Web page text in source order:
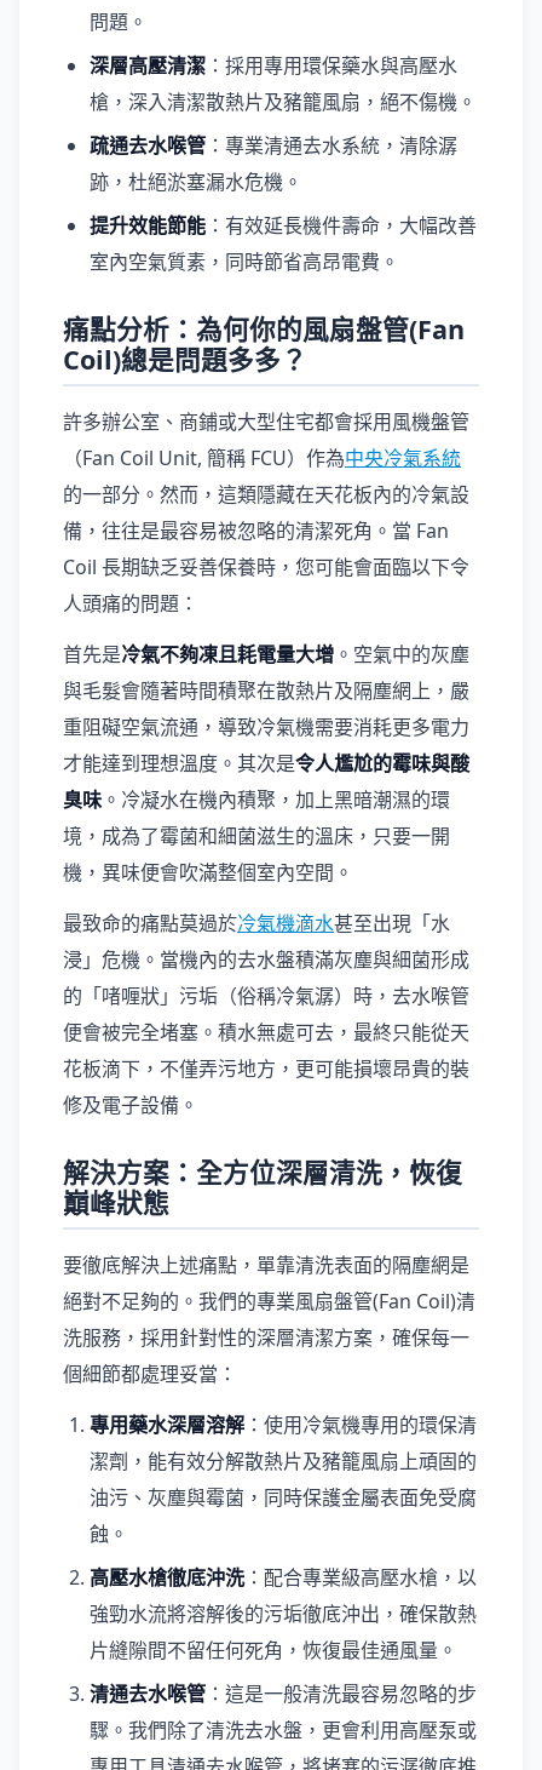
問題。
深層高壓清潔 ：採用專用環保藥水與高壓水
槍，深入清潔散熱片及豬籠風扇，絕不傷機。
疏通去水喉管 ：專業清通去水系統，清除潺
跡，杜絕淤塞漏水危機。
提升效能節能 ：有效延長機件壽命，大幅改善
室內空氣質素，同時節省高昂電費。
痛點分析：為何你的風扇盤管(Fan
Coil)總是問題多多？
許多辦公室、商鋪或大型住宅都會採用風機盤管
（Fan Coil Unit, 簡稱 FCU）作為中央冷氣系統
的一部分。然而，這類隱藏在天花板內的冷氣設
備，往往是最容易被忽略的清潔死角。當 Fan
Coil 長期缺乏妥善保養時，您可能會面臨以下令
人頭痛的問題：
首先是冷氣不夠凍且耗電量大增 。空氣中的灰塵
與毛髮會隨著時間積聚在散熱片及隔塵網上，嚴
重阻礙空氣流通，導致冷氣機需要消耗更多電力
才能達到理想溫度。其次是令人尷尬的霉味與酸
臭味 。冷凝水在機內積聚，加上黑暗潮濕的環
境，成為了霉菌和細菌滋生的溫床，只要一開
機，異味便會吹滿整個室內空間。
最致命的痛點莫過於冷氣機滴水甚至出現「水
浸」危機。當機內的去水盤積滿灰塵與細菌形成
的「啫喱狀」污垢（俗稱冷氣潺）時，去水喉管
便會被完全堵塞。積水無處可去，最終只能從天
花板滴下，不僅弄污地方，更可能損壞昂貴的裝
修及電子設備。
解決方案：全方位深層清洗，恢復
巔峰狀態
要徹底解決上述痛點，單靠清洗表面的隔塵網是
絕對不足夠的。我們的專業風扇盤管(Fan Coil)清
洗服務，採用針對性的深層清潔方案，確保每一
個細節都處理妥當：
專用藥水深層溶解 ：使用冷氣機專用的環保清
潔劑，能有效分解散熱片及豬籠風扇上頑固的
油污、灰塵與霉菌，同時保護金屬表面免受腐
蝕。
高壓水槍徹底沖洗：配合專業級高壓水槍，以
強勁水流將溶解後的污垢徹底沖出，確保散熱
片縫隙間不留任何死角，恢復最佳通風量。
清通去水喉管 ：這是一般清洗最容易忽略的步
驟。我們除了清洗去水盤，更會利用高壓泵或